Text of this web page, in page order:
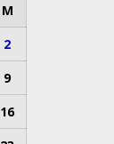
M
2
9
16